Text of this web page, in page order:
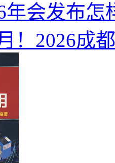
年会发布
！2026成